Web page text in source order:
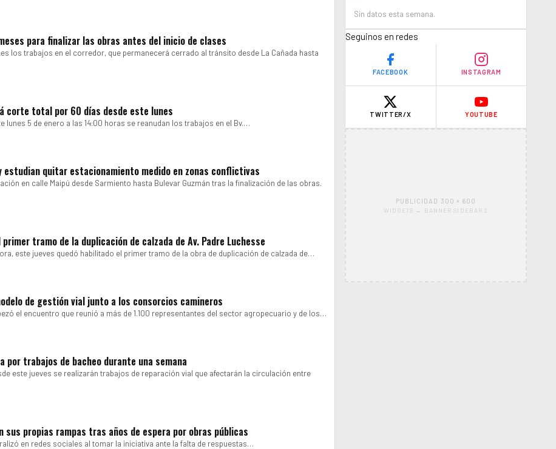
para finalizar las obras antes del inicio de clases
los trabajos en el corredor, que permanecerá cerrado al tránsito desde La Cañada hasta
corte total por 60 días desde este lunes
lunes 5 de enero a las 14:00 horas se reanudan los trabajos en el Bv.…
quitar estacionamiento medido en zonas conflictivas
en calle Maipú desde Sarmiento hasta Bulevar Guzmán tras la finalización de las obras.
tramo de la duplicación de calzada de Av. Padre Luchesse
este jueves quedó habilitado el primer tramo de la obra de duplicación de calzada de…
de gestión vial junto a los consorcios camineros
el encuentro que reunió a más de 1.100 representantes del sector agropecuario y de los…
trabajos de bacheo durante una semana
este jueves se realizarán trabajos de reparación vial que afectarán la circulación entre
sus propias rampas tras años de espera por obras públicas
en redes sociales al tomar la iniciativa ante la falta de respuestas…
Sin datos esta semana.
Seguinos en redes
FACEBOOK INSTAGRAM
TWITTER/X YOUTUBE
PUBLICIDAD 300 × 600
WIDGETS → BANNER SIDEBAR 2